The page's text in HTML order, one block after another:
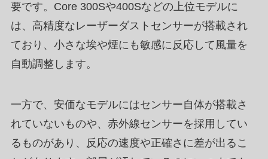
要です。Core 300Sや400Sなどの上位モデルに
は、高精度なレーザーダストセンサーが搭載され
ており、小さな埃や煙にも敏感に反応して風量を
自動調整します。
一方で、安価なモデルにはセンサー自体が搭載さ
れていないものや、赤外線センサーを採用してい
るものがあり、反応の速度や正確さに差が出るこ